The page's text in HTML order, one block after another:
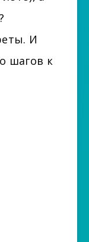
И
шагов к